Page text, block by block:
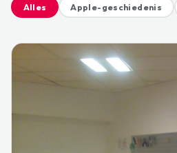
Alles Apple-geschiedenis